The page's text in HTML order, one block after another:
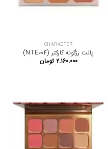
CHARACTER
پالت رژگونه کارکتر (NTE004)
۲.۱۶۰.۰۰۰ تومان